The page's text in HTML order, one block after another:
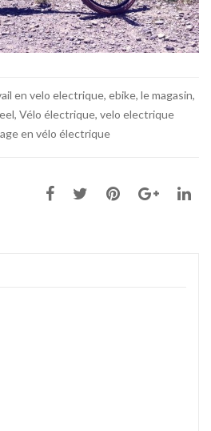
en velo electrique, ebike, le magasin,
, Vélo électrique, velo electrique
en vélo électrique